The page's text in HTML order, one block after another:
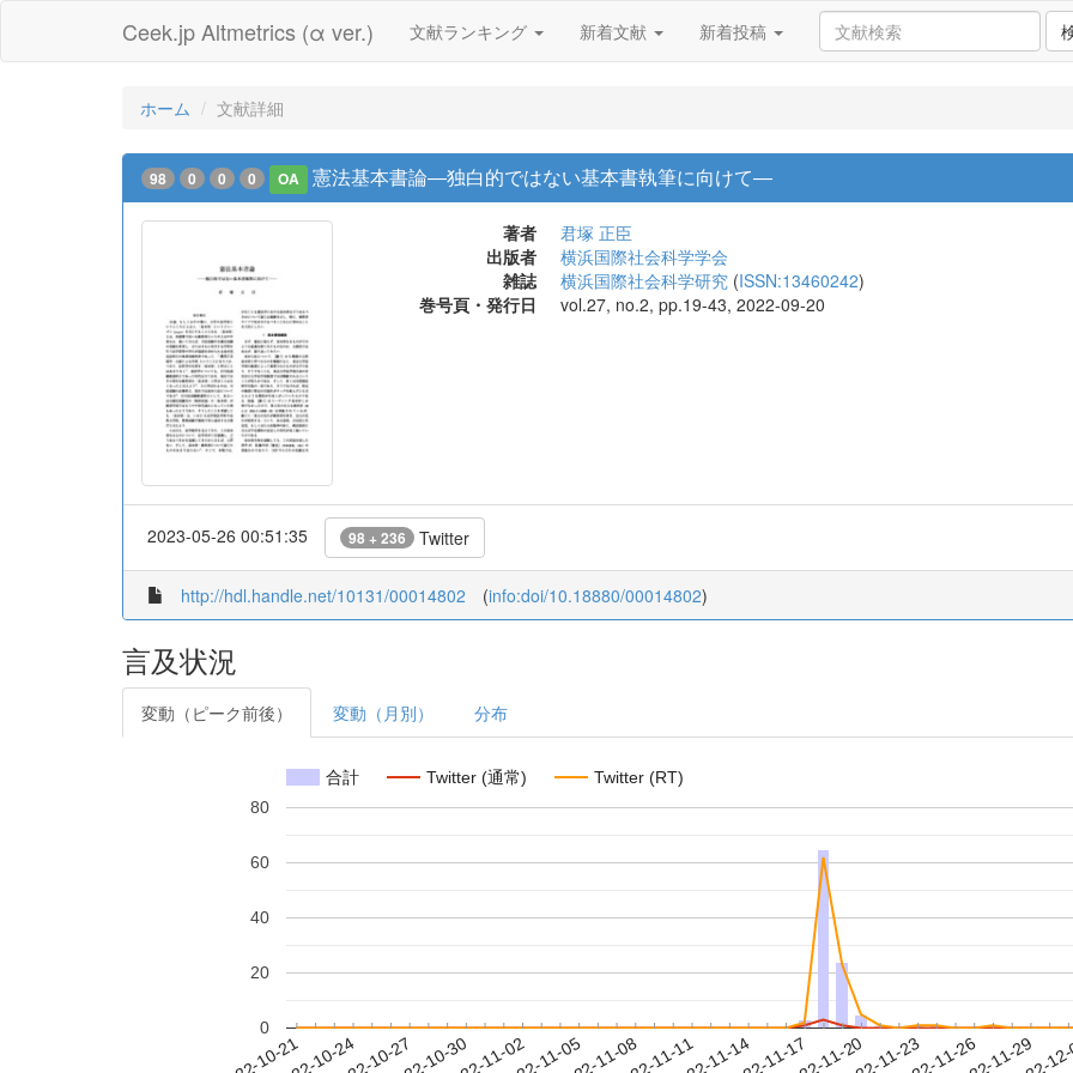
Ceek.jp Altmetrics (α ver.) 文献ランキング 新着文献 新着投稿
ホーム 文献詳細
98 0 0 0 OA 憲法基本書論―独白的ではない基本書執筆に向けて―
著者
君塚 正臣
出版者
横浜国際社会科学学会
雑誌
横浜国際社会科学研究 (ISSN:13460242)
巻号頁・発行日
vol.27, no.2, pp.19-43, 2022-09-20
2023-05-26 00:51:35 98 + 236 Twitter
http://hdl.handle.net/10131/00014802 (info:doi/10.18880/00014802)
言及状況
変動（ピーク前後） 変動（月別） 分布
合計 Twitter (通常) Twitter (RT)
0
20
40
60
80